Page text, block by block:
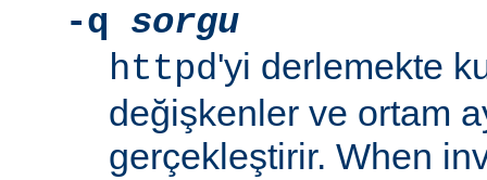
-q
sorgu
httpd'yi derlemekte
değişkenler ve ortam
gerçekleştirir. When